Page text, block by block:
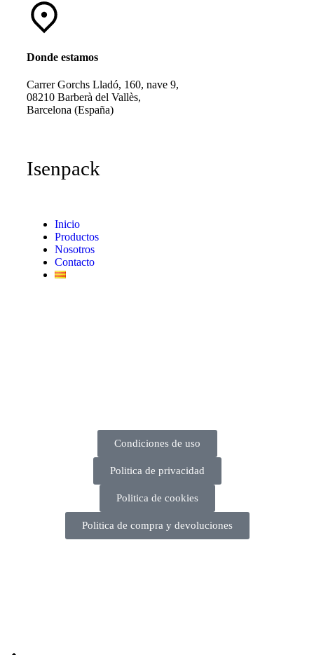
Donde estamos
Carrer Gorchs Lladó, 160, nave 9,
08210 Barberà del Vallès,
Barcelona (España)
Isenpack
Inicio
Productos
Nosotros
Contacto
Condiciones de uso
Politica de privacidad
Politica de cookies
Politica de compra y devoluciones